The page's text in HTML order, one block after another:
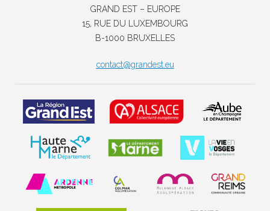
GRAND EST – EUROPE
15, RUE DU LUXEMBOURG
B-1000 BRUXELLES
contact@grandest.eu